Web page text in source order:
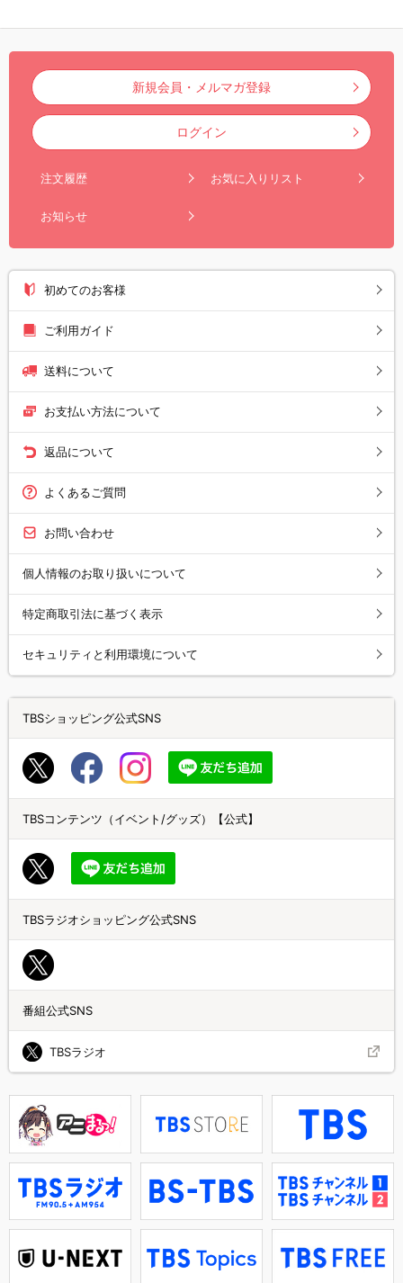
新規会員・メルマガ登録
ログイン
注文履歴 お気に入りリスト
お知らせ
初めてのお客様
ご利用ガイド
送料について
お支払い方法について
返品について
よくあるご質問
お問い合わせ
個人情報のお取り扱いについて
特定商取引法に基づく表示
セキュリティと利用環境について
TBSショッピング公式SNS
TBSコンテンツ（イベント/グッズ）【公式】
TBSラジオショッピング公式SNS
番組公式SNS
TBSラジオ